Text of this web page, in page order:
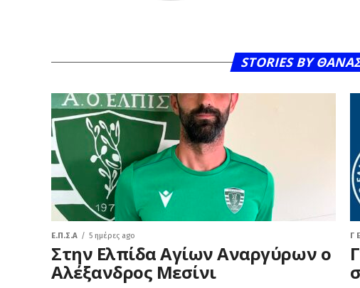
STORIES BY
Ε.Π.Σ.Α 5 ημέρες ago
Στην Ελπίδα Αγίων Αναργύρων ο
Αλέξανδρος Μεσίνι
Γ